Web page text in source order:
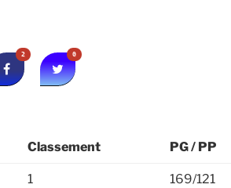
2 0
Classement PG / PP
1 169/121